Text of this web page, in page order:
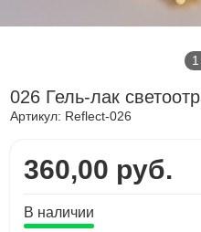
1
026 Гель-лак
Артикул: Reflect-026
360,00 руб.
В наличии